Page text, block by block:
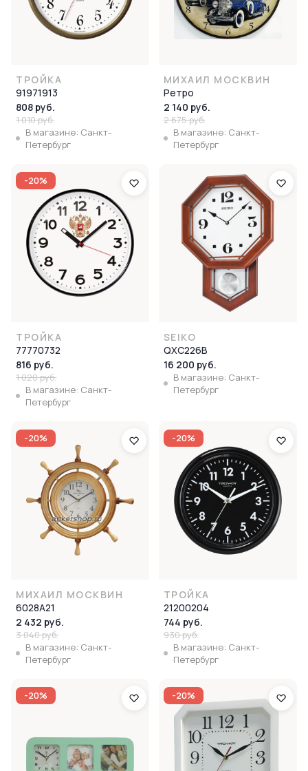
ТРОЙКА
91971913
808 руб.
1 010 руб.
В магазине: Санкт-
Петербург
МИХАИЛ МОСКВИН
Ретро
2 140 руб.
2 675 руб.
В магазине: Санкт-
Петербург
-20%
ТРОЙКА
77770732
816 руб.
1 020 руб.
В магазине: Санкт-
Петербург
SEIKO
QXC226B
16 200 руб.
В магазине: Санкт-
Петербург
-20%
МИХАИЛ МОСКВИН
6028А21
2 432 руб.
3 040 руб.
В магазине: Санкт-
Петербург
-20%
ТРОЙКА
21200204
744 руб.
930 руб.
В магазине: Санкт-
Петербург
-20% -20%